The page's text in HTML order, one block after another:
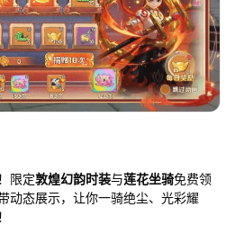
限定敦煌幻韵时装与莲花坐骑免费领
动态展示，让你一骑绝尘、光彩耀